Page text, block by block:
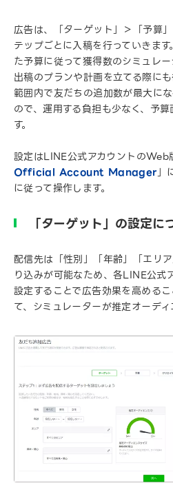
広告は、「ターゲット」＞「予算
テップごとに入稿を行っていきま
た予算に従って獲得数のシミュレ
出稿のプランや計画を立てる際に
範囲内で友だちの追加数が最大に
ので、運用する負担も少なく、予
す。
設定はLINE公式アカウントのWeb
Official Account Manager」
に従って操作します。
「ターゲット」の設定に
配信先は「性別」「年齢」「エリ
り込みが可能なため、各LINE公式
設定することで広告効果を高める
て、シミュレーターが推定オーディ